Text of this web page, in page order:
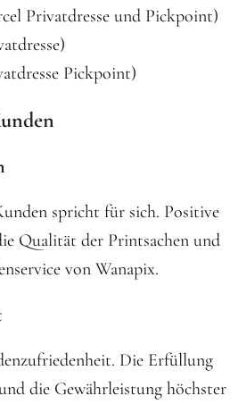
Privatdresse und Pickpoint)
Pickpoint)
spricht für sich. Positive
Qualität der Printsachen und
von Wanapix.
Die Erfüllung
die Gewährleistung höchster